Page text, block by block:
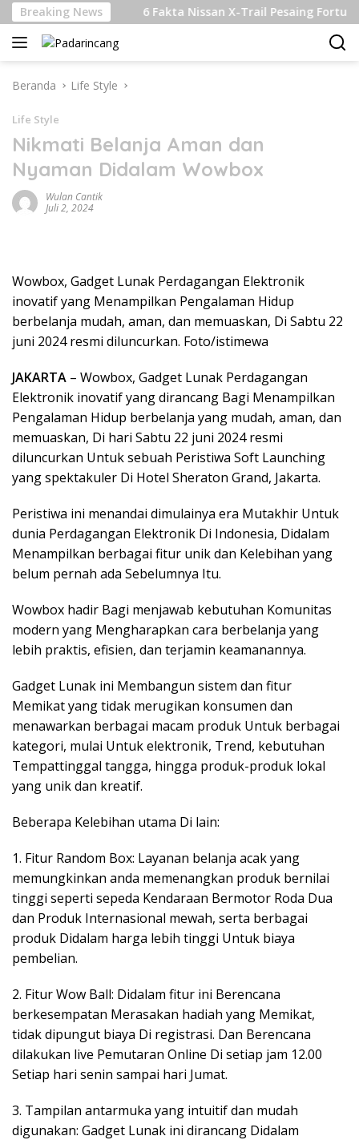
Langsung
ke
konten
Breaking News 6 Fakta Nissan X-Trail Pesaing Fortuner
Beranda Life Style
Life Style
Nikmati Belanja Aman dan
Nyaman Didalam Wowbox
Wulan Cantik
Juli 2, 2024
Wowbox, Gadget Lunak Perdagangan Elektronik
inovatif yang Menampilkan Pengalaman Hidup
berbelanja mudah, aman, dan memuaskan, Di Sabtu 22
juni 2024 resmi diluncurkan. Foto/istimewa
JAKARTA – Wowbox, Gadget Lunak Perdagangan
Elektronik inovatif yang dirancang Bagi Menampilkan
Pengalaman Hidup berbelanja yang mudah, aman, dan
memuaskan, Di hari Sabtu 22 juni 2024 resmi
diluncurkan Untuk sebuah Peristiwa Soft Launching
yang spektakuler Di Hotel Sheraton Grand, Jakarta.
Peristiwa ini menandai dimulainya era Mutakhir Untuk
dunia Perdagangan Elektronik Di Indonesia, Didalam
Menampilkan berbagai fitur unik dan Kelebihan yang
belum pernah ada Sebelumnya Itu.
Wowbox hadir Bagi menjawab kebutuhan Komunitas
modern yang Mengharapkan cara berbelanja yang
lebih praktis, efisien, dan terjamin keamanannya.
Gadget Lunak ini Membangun sistem dan fitur
Memikat yang tidak merugikan konsumen dan
menawarkan berbagai macam produk Untuk berbagai
kategori, mulai Untuk elektronik, Trend, kebutuhan
Tempattinggal tangga, hingga produk-produk lokal
yang unik dan kreatif.
Beberapa Kelebihan utama Di lain:
1. Fitur Random Box: Layanan belanja acak yang
memungkinkan anda memenangkan produk bernilai
tinggi seperti sepeda Kendaraan Bermotor Roda Dua
dan Produk Internasional mewah, serta berbagai
produk Didalam harga lebih tinggi Untuk biaya
pembelian.
2. Fitur Wow Ball: Didalam fitur ini Berencana
berkesempatan Merasakan hadiah yang Memikat,
tidak dipungut biaya Di registrasi. Dan Berencana
dilakukan live Pemutaran Online Di setiap jam 12.00
Setiap hari senin sampai hari Jumat.
3. Tampilan antarmuka yang intuitif dan mudah
digunakan: Gadget Lunak ini dirancang Didalam